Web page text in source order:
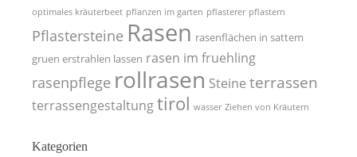
optimales kräuterbeet pflanzen im garten pflasterer pflastern
Pflastersteine Rasen rasenflächen in sattem
gruen erstrahlen lassen rasen im fruehling
rasenpflege rollrasen Steine terrassen
terrassengestaltungtirol wasser Ziehen von Kräutern
Kategorien